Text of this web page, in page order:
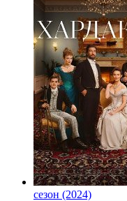
сезон (2024)